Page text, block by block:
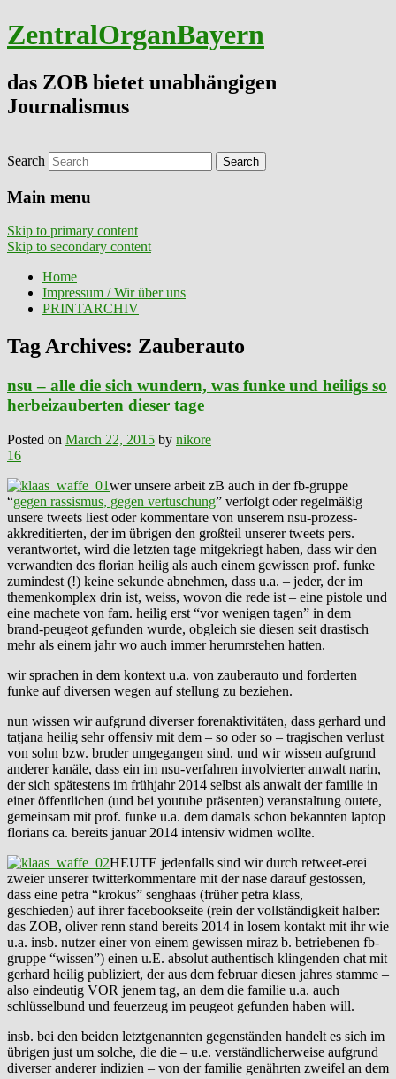
ZentralOrganBayern
das ZOB bietet unabhängigen
Journalismus
Search
Main menu
Skip to primary content
Skip to secondary content
Home
Impressum / Wir über uns
PRINTARCHIV
Tag Archives: Zauberauto
nsu – alle die sich wundern, was funke und heiligs so
herbeizauberten dieser tage
Posted on March 22, 2015 by nikore
16
wer unsere arbeit zB auch in der fb-gruppe
“gegen rassismus, gegen vertuschung” verfolgt oder regelmäßig
unsere tweets liest oder kommentare von unserem nsu-prozess-
akkreditierten, der im übrigen den großteil unserer tweets pers.
verantwortet, wird die letzten tage mitgekriegt haben, dass wir den
verwandten des florian heilig als auch einem gewissen prof. funke
zumindest (!) keine sekunde abnehmen, dass u.a. – jeder, der im
themenkomplex drin ist, weiss, wovon die rede ist – eine pistole und
eine machete von fam. heilig erst “vor wenigen tagen” in dem
brand-peugeot gefunden wurde, obgleich sie diesen seit drastisch
mehr als einem jahr wo auch immer herumrstehen hatten.
wir sprachen in dem kontext u.a. von zauberauto und forderten
funke auf diversen wegen auf stellung zu beziehen.
nun wissen wir aufgrund diverser forenaktivitäten, dass gerhard und
tatjana heilig sehr offensiv mit dem – so oder so – tragischen verlust
von sohn bzw. bruder umgegangen sind. und wir wissen aufgrund
anderer kanäle, dass ein im nsu-verfahren involvierter anwalt narin,
der sich spätestens im frühjahr 2014 selbst als anwalt der familie in
einer öffentlichen (und bei youtube präsenten) veranstaltung outete,
gemeinsam mit prof. funke u.a. dem damals schon bekannten laptop
florians ca. bereits januar 2014 intensiv widmen wollte.
HEUTE jedenfalls sind wir durch retweet-erei
zweier unserer twitterkommentare mit der nase darauf gestossen,
dass eine petra “krokus” senghaas (früher petra klass,
geschieden) auf ihrer facebookseite (rein der vollständigkeit halber:
das ZOB, oliver renn stand bereits 2014 in losem kontakt mit ihr wie
u.a. insb. nutzer einer von einem gewissen miraz b. betriebenen fb-
gruppe “wissen”) einen u.E. absolut authentisch klingenden chat mit
gerhard heilig publiziert, der aus dem februar diesen jahres stamme –
also eindeutig VOR jenem tag, an dem die familie u.a. auch
schlüsselbund und feuerzeug im peugeot gefunden haben will.
insb. bei den beiden letztgenannten gegenständen handelt es sich im
übrigen just um solche, die die – u.e. verständlicherweise aufgrund
diverser anderer indizien – von der familie genährten zweifel an dem